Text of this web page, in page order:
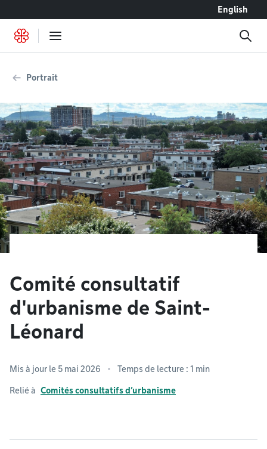
English
Portrait
Comité consultatif
d'urbanisme de Saint-
Léonard
Mis à jour le 5 mai 2026 Temps de lecture : 1 min
Relié à Comités consultatifs d’urbanisme